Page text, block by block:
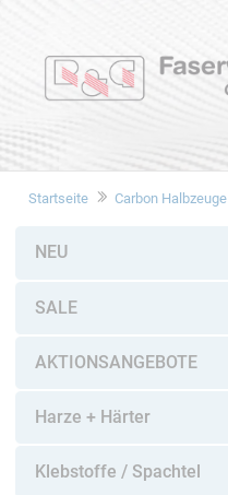
Startseite Carbon Halbzeuge
NEU
SALE
AKTIONSANGEBOTE
Harze + Härter
Klebstoffe / Spachtel